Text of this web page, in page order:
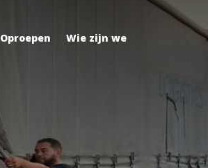
Oproepen Wie zijn we